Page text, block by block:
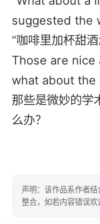
suggested the
“咖啡里加杯甜
Those are
what about
那些是微妙的学
么办？
声明：该作品系作者
整合，如若内容错误欢